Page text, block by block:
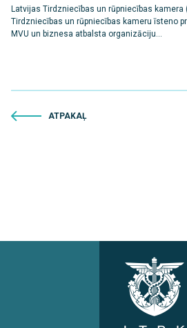
Latvijas Tirdzniecības un rūpniecības kamera
Tirdzniecības un rūpniecības kameru īsteno
MVU un biznesa atbalsta organizāciju...
ATPAKAĻ